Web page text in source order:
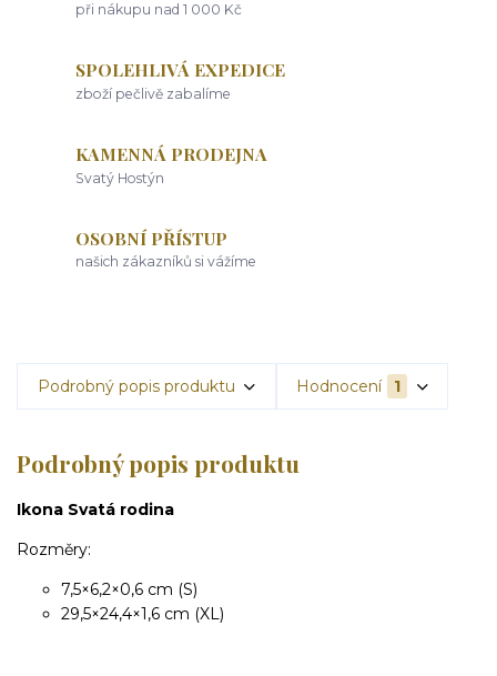
při nákupu nad 1 000 Kč
SPOLEHLIVÁ EXPEDICE
zboží pečlivě zabalíme
KAMENNÁ PRODEJNA
Svatý Hostýn
OSOBNÍ PŘÍSTUP
našich zákazníků si vážíme
Podrobný popis produktu Hodnocení 1
Podrobný popis produktu
Ikona Svatá rodina
Rozměry:
7,5×6,2×0,6 cm (S)
29,5×24,4×1,6 cm (XL)